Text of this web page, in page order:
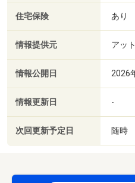
住宅保険 あり
情報提供元 アッ
情報公開日 2026
情報更新日 -
次回更新予定日 随時